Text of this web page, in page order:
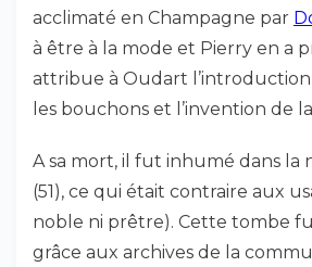
acclimaté en Champagne par
à être à la mode et Pierry en a
attribue à Oudart
les bouchons et l’invention de
A sa mort, il fut inhumé dans la
(51), ce qui était contraire aux
noble ni prêtre). Cette tombe
grâce aux archives de la